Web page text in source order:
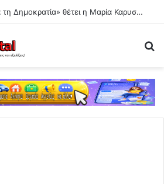
Εκτός «Ελπίδας για τη Δημοκρατία» θέτει η Μαρία Καρυστιανού τον Θανάση Αυγερινό